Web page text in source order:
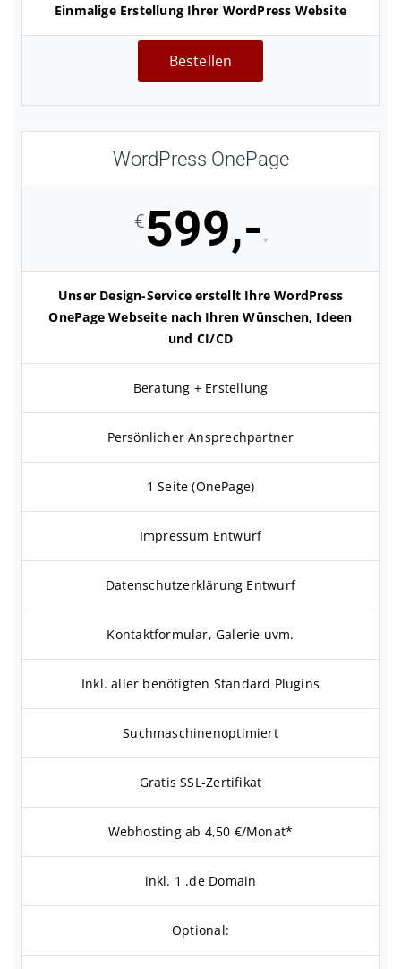
Einmalige Erstellung Ihrer WordPress Website
Bestellen
WordPress OnePage
€599,- *
Unser Design-Service erstellt Ihre WordPress
OnePage Webseite nach Ihren Wünschen, Ideen
und CI/CD
Beratung + Erstellung
Persönlicher Ansprechpartner
1 Seite (OnePage)
Impressum Entwurf
Datenschutzerklärung Entwurf
Kontaktformular, Galerie uvm.
Inkl. aller benötigten Standard Plugins
Suchmaschinenoptimiert
Gratis SSL-Zertifikat
Webhosting ab 4,50 €/Monat*
inkl. 1 .de Domain
Optional: